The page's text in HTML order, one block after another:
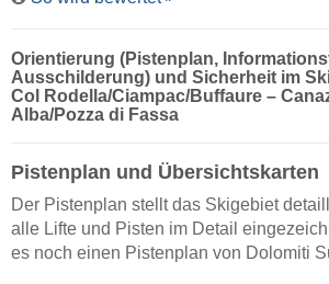
Orientierung (Pistenplan,
Ausschilderung) und Sicherheit im
Col Rodella/​Ciampac/​Buffaure –
Alba/​Pozza di Fassa
Pistenplan und Übersichtskarten
Der Pistenplan stellt das Skigebiet
alle Lifte und Pisten im Detail
es noch einen Pistenplan von Dolomiti